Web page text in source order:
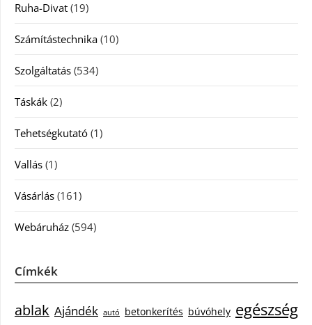
Ruha-Divat (19)
Számítástechnika (10)
Szolgáltatás (534)
Táskák (2)
Tehetségkutató (1)
Vallás (1)
Vásárlás (161)
Webáruház (594)
Címkék
ablak Ajándék autó betonkerítés búvóhely egészség